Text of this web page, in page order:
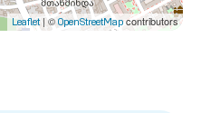
Leaflet| ©OpenStreetMapcontributors